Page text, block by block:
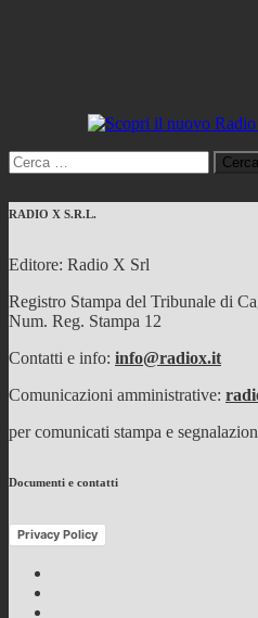
Ricerca
per:
RADIO X S.R.L.
Editore: Radio X Srl
Registro Stampa del Tribunale di
Num. Reg. Stampa 12
Contatti e info: info@radiox.it
Comunicazioni amministrative:
per comunicati stampa e
Documenti e contatti
Privacy Policy